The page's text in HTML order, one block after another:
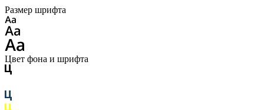
Размер шрифта
Цвет фона и шрифта